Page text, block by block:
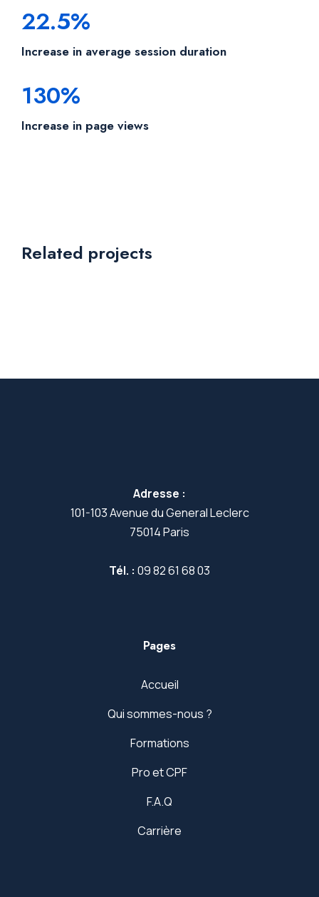
22.5%
Increase in average session duration
130%
Increase in page views
Related projects
Adresse :
101-103 Avenue du General Leclerc
75014 Paris
Tél. : 09 82 61 68 03
Pages
Accueil
Qui sommes-nous ?
Formations
Pro et CPF
F.A.Q
Carrière